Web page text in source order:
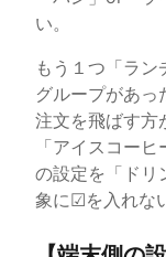
い。
もう１つ「ラ
グループがあっ
注文を飛ばす方
「アイスコー
の設定を「ドリ
象に☑を入れな